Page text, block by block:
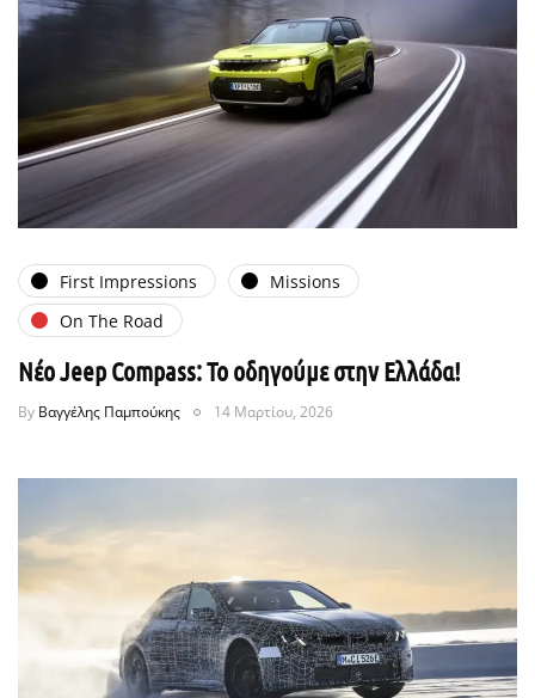
First Impressions
Missions
On The Road
Νέο Jeep Compass: Το οδηγούμε στην Ελλάδα!
By Βαγγέλης Παμπούκης 14 Μαρτίου, 2026